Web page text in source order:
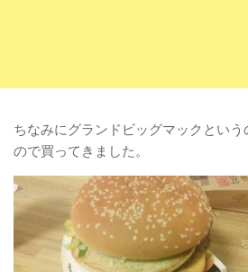
ちなみにグランドビッグマックとい
ので買ってきました。